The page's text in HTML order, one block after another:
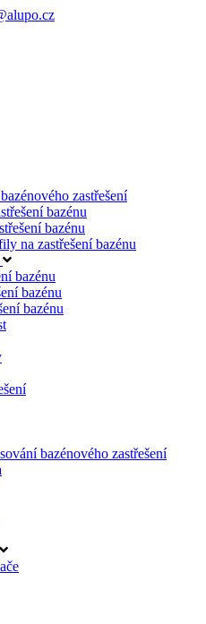
zastřešení
bazénu
bazénu
na zastřešení bazénu
bazénu
bazénu
bazénu
bazénového zastřešení